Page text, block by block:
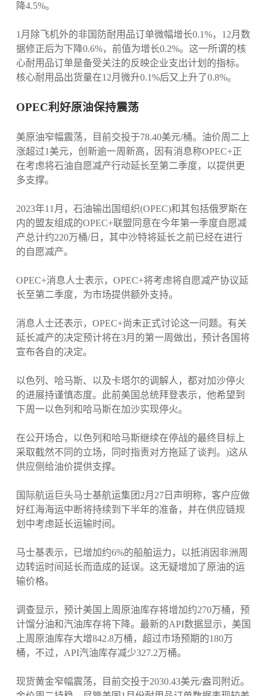
降4.5%。
1月除飞机外的非国防耐用品订单微幅增长0.1%，12月数
据修正后为下降0.6%，前值为增长0.2%。这一所谓的核
心耐用品订单是备受关注的反映企业支出计划的指标。
核心耐用品出货量在12月微升0.1%后又上升了0.8%。
OPEC利好原油保持震荡
美原油窄幅震荡，目前交投于78.40美元/桶。油价周二上
涨超过1美元，创新逾一周新高，因有消息称OPEC+正
在考虑将石油自愿减产行动延长至第二季度，以提供更
多支撑。
2023年11月，石油输出国组织(OPEC)和其包括俄罗斯在
内的盟友组成的OPEC+联盟同意在今年第一季度自愿减
产总计约220万桶/日，其中沙特将延长之前已经在进行
的自愿减产。
OPEC+消息人士表示，OPEC+将考虑将自愿减产协议延
长至第二季度，为市场提供额外支持。
消息人士还表示，OPEC+尚未正式讨论这一问题。有关
延长减产的决定预计将在3月的第一周做出，预计各国将
宣布各自的决定。
以色列、哈马斯、以及卡塔尔的调解人，都对加沙停火
的进展持谨慎态度。此前美国总统拜登表示，他希望到
下周一以色列和哈马斯在加沙实现停火。
在公开场合，以色列和哈马斯继续在停战的最终目标上
采取截然不同的立场，同时指责对方拖延了谈判。)这从
供应侧给油价提供支撑。
国际航运巨头马士基航运集团2月27日声明称，客户应做
好红海海运中断将持续到下半年的准备，并在供应链规
划中考虑延长运输时间。
马士基表示，已增加约6%的船舶运力，以抵消因非洲周
边转运时间延长而造成的延误。这无疑增加了原油的运
输价格。
调查显示，预计美国上周原油库存将增加约270万桶，预
计馏分油和汽油库存将下降。最新的API数据显示，美国
上周原油库存大增842.8万桶，超过市场预期的180万
桶，不过，API汽油库存减少327.2万桶。
现货黄金窄幅震荡，目前交投于2030.43美元/盎司附近。